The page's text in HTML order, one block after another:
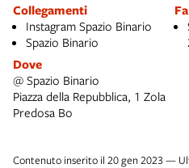
Collegamenti
Instagram Spazio Binario
Spazio Binario
Dove
@ Spazio Binario
Piazza della Repubblica, 1 Zola
Predosa Bo
Contenuto inserito il 20 gen 2023 —